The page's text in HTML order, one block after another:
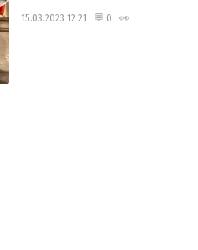
15.03.2023 12:21 💬 0 👀